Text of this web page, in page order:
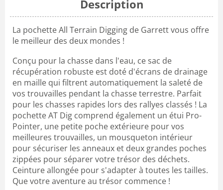
Description
La pochette All Terrain Digging de Garrett vous offre
le meilleur des deux mondes !
Conçu pour la chasse dans l'eau, ce sac de
récupération robuste est doté d'écrans de drainage
en maille qui filtrent automatiquement la saleté de
vos trouvailles pendant la chasse terrestre. Parfait
pour les chasses rapides lors des rallyes classés ! La
pochette AT Dig comprend également un étui Pro-
Pointer, une petite poche extérieure pour vos
meilleures trouvailles, un mousqueton intérieur
pour sécuriser les anneaux et deux grandes poches
zippées pour séparer votre trésor des déchets.
Ceinture allongée pour s'adapter à toutes les tailles.
Que votre aventure au trésor commence !